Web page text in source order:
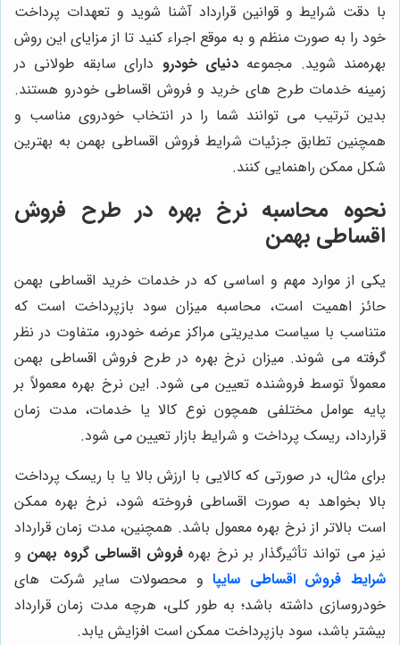
با دقت شرایط و قوانین قرارداد آشنا شوید و تعهدات پرداخت
خود را به صورت منظم و به موقع اجراء کنید تا از مزایای این روش
بهره‌مند شوید. مجموعهدنیای خودرو دارای سابقه طولانی در
زمینه خدمات طرح های خرید و فروش اقساطی خودرو هستند.
بدین ترتیب می توانند شما را در انتخاب خودروی مناسب و
همچنین تطابق جزئیات شرایط فروش اقساطی بهمن به بهترین
شکل ممکن راهنمایی کنند.
نحوه محاسبه نرخ بهره در طرح فروش
اقساطی بهمن
یکی از موارد مهم و اساسی که در خدمات خرید اقساطی بهمن
حائز اهمیت است، محاسبه میزان سود بازپرداخت است که
متناسب با سیاست مدیریتی مراکز عرضه خودرو، متفاوت در نظر
گرفته می شوند. میزان نرخ بهره در طرح فروش اقساطی بهمن
معمولاً توسط فروشنده تعیین می شود. این نرخ بهره معمولاً بر
پایه عوامل مختلفی همچون نوع کالا یا خدمات، مدت زمان
قرارداد، ریسک پرداخت و شرایط بازار تعیین می شود.
برای مثال، در صورتی که کالایی با ارزش بالا یا با ریسک پرداخت
بالا بخواهد به صورت اقساطی فروخته شود، نرخ بهره ممکن
است بالاتر از نرخ بهره معمول باشد. همچنین، مدت زمان قرارداد
نیز می تواند تأثیرگذار بر نرخ بهرهفروش اقساطی گروه بهمن و
شرایط فروش اقساطی سایپاو محصولات سایر شرکت های
خودروسازی داشته باشد؛ به ‌طور کلی، هرچه مدت زمان قرارداد
بیشتر باشد، سود بازپرداخت ممکن است افزایش یابد.